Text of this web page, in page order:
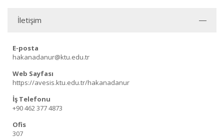
İletişim
E-posta
hakanadanur@ktu.edu.tr
Web Sayfası
https://avesis.ktu.edu.tr/hakanadanur
İş Telefonu
+90 462 377 4873
Ofis
307